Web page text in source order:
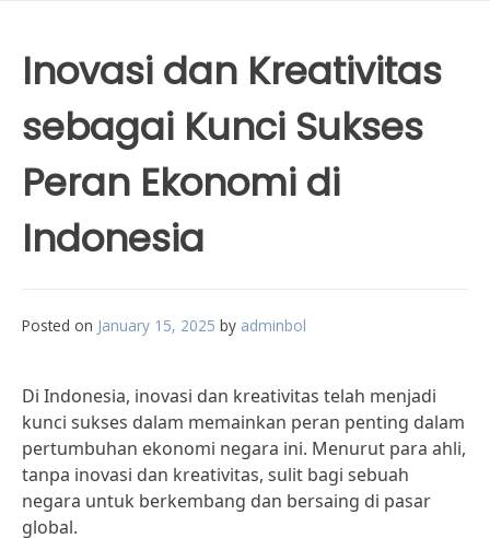
Inovasi dan Kreativitas
sebagai Kunci Sukses
Peran Ekonomi di
Indonesia
Posted on January 15, 2025 by adminbol
Di Indonesia, inovasi dan kreativitas telah menjadi
kunci sukses dalam memainkan peran penting dalam
pertumbuhan ekonomi negara ini. Menurut para ahli,
tanpa inovasi dan kreativitas, sulit bagi sebuah
negara untuk berkembang dan bersaing di pasar
global.